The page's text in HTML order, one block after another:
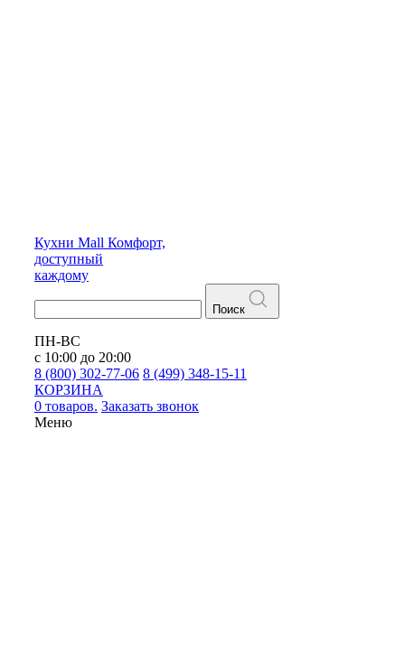
Кухни Mall Комфорт,
доступный
каждому
Поиск
ПН-ВС
с 10:00 до 20:00
8 (800) 302-77-06 8 (499) 348-15-11
КОРЗИНА
0 товаров. Заказать звонок
Меню